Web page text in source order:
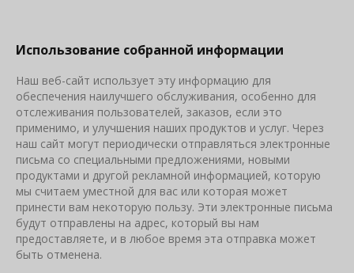
Использование собранной информации
Наш веб-сайт использует эту информацию для
обеспечения наилучшего обслуживания, особенно для
отслеживания пользователей, заказов, если это
применимо, и улучшения наших продуктов и услуг. Через
наш сайт могут периодически отправляться электронные
письма со специальными предложениями, новыми
продуктами и другой рекламной информацией, которую
мы считаем уместной для вас или которая может
принести вам некоторую пользу. Эти электронные письма
будут отправлены на адрес, который вы нам
предоставляете, и в любое время эта отправка может
быть отменена.